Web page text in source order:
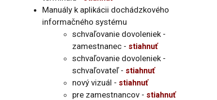
Manuály k aplikácii dochádzkového
informačného systému
schvaľovanie dovoleniek -
zamestnanec - stiahnuť
schvaľovanie dovoleniek -
schvaľovateľ - stiahnuť
nový vizuál - stiahnuť
pre zamestnancov - stiahnuť